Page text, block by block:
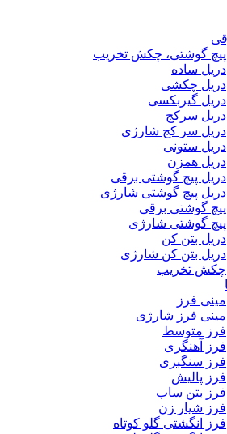
پیچ گوشتی، چکش تخریب
دریل ساده
دریل چکشی
دریل گیربکسی
دریل سرکج
دریل سر کج شارژی
دریل ستونی
دریل همزن
دریل پیچ گوشتی برقی
دریل پیچ گوشتی شارژی
پیچ گوشتی برقی
پیچ گوشتی شارژی
دریل بتن کن
دریل بتن کن شارژی
چکش تخریب
مینی فرز
مینی فرز شارژی
فرز متوسط
فرز آهنگری
فرز سنگبری
فرز پالیش
فرز بتن ساب
فرز شیار زن
فرز انگشتی گلو کوتاه